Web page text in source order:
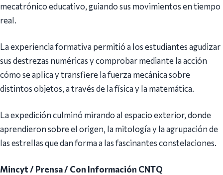
mecatrónico educativo, guiando sus movimientos en tiempo
real.
La experiencia formativa permitió a los estudiantes agudizar
sus destrezas numéricas y comprobar mediante la acción
cómo se aplica y transfiere la fuerza mecánica sobre
distintos objetos, a través de la física y la matemática.
La expedición culminó mirando al espacio exterior, donde
aprendieron sobre el origen, la mitología y la agrupación de
las estrellas que dan forma a las fascinantes constelaciones.
Mincyt / Prensa / Con Información CNTQ